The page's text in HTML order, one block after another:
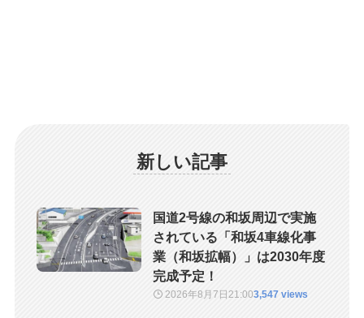
新しい記事
国道2号線の和坂周辺で実施
されている「和坂4車線化事
業（和坂拡幅）」は2030年度
完成予定！
2026年8月7日 21:003,547 views